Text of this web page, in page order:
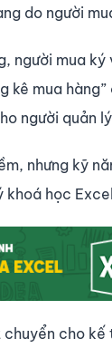
do người
người mua
kê mua
người quản
nhưng kỹ
khoá học
chuyển cho